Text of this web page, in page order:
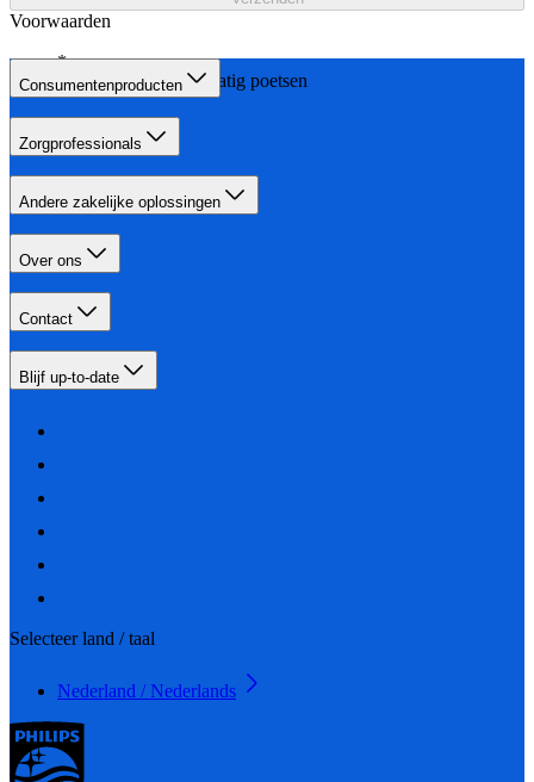
Voorwaarden
dan alleen handmatig poetsen
Consumentenproducten
Zorgprofessionals
Andere zakelijke oplossingen
Over ons
Contact
Blijf up-to-date
Selecteer land / taal
Nederland / Nederlands